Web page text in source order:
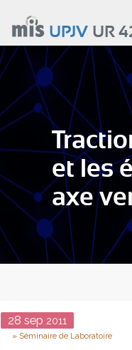
contenu
principal
UPJVUR
et les
axe
Date
28 sep 2011
Type
Séminaire de Laboratoire